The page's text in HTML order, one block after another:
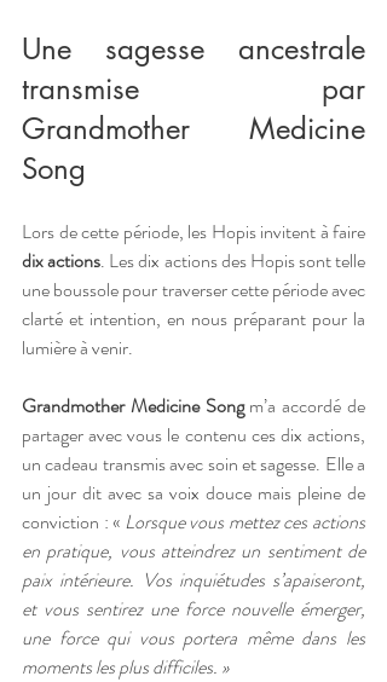
Une sagesse ancestrale
transmise par
Grandmother Medicine
Song
dix actions. Les dix actions des Hopis sont telle
une boussole pour traverser cette période avec
clarté et intention, en nous préparant pour la
lumière à venir.
Grandmother Medicine Song m’a accordé de
partager avec vous le contenu ces dix actions,
un cadeau transmis avec soin et sagesse. Elle a
un jour dit avec sa voix douce mais pleine de
conviction : « Lorsque vous mettez ces actions
en pratique, vous atteindrez un sentiment de
paix intérieure. Vos inquiétudes s’apaiseront,
et vous sentirez une force nouvelle émerger,
une force qui vous portera même dans les
moments les plus difficiles. »